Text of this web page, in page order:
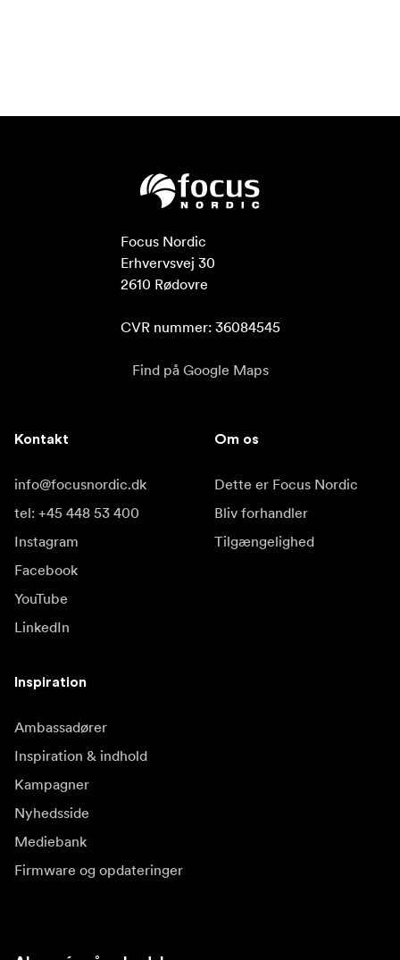
Focus Nordic
Erhvervsvej 30
2610 Rødovre
CVR nummer: 36084545
Find på Google Maps
Kontakt
info@focusnordic.dk
tel: +45 448 53 400
Instagram
Facebook
YouTube
LinkedIn
Om os
Dette er Focus Nordic
Bliv forhandler
Tilgængelighed
Inspiration
Ambassadører
Inspiration & indhold
Kampagner
Nyhedsside
Mediebank
Firmware og opdateringer